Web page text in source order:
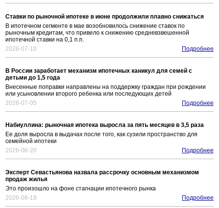
Ставки по рыночной ипотеке в июне продолжили плавно снижаться
В ипотечном сегменте в мае возобновилось снижение ставок по
рыночным кредитам, что привело к снижению средневзвешенной
ипотечной ставки на 0,1 п.п.
2026-07-10
Подробнее
В России заработает механизм ипотечных каникул для семей с
детьми до 1,5 года
Внесенные поправки направлены на поддержку граждан при рождении
или усыновлении второго ребенка или последующих детей
2026-07-05
Подробнее
Набиуллина: рыночная ипотека выросла за пять месяцев в 3,5 раза
Ее доля выросла в выдачах после того, как сузили пространство для
семейной ипотеки
2026-06-20
Подробнее
Эксперт Севастьянова назвала рассрочку основным механизмом
продаж жилья
Это произошло на фоне стагнации ипотечного рынка
2026-06-19
Подробнее